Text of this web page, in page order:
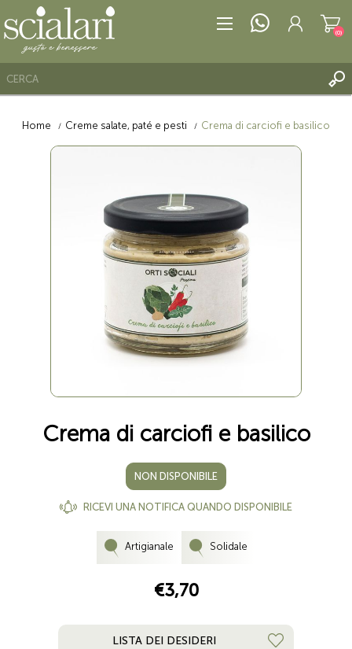
(0)
Home Creme salate, paté e pesti Crema di carciofi e basilico
Crema di carciofi e basilico
NON DISPONIBILE
RICEVI UNA NOTIFICA QUANDO DISPONIBILE
Artigianale Solidale
€3,70
LISTA DEI DESIDERI